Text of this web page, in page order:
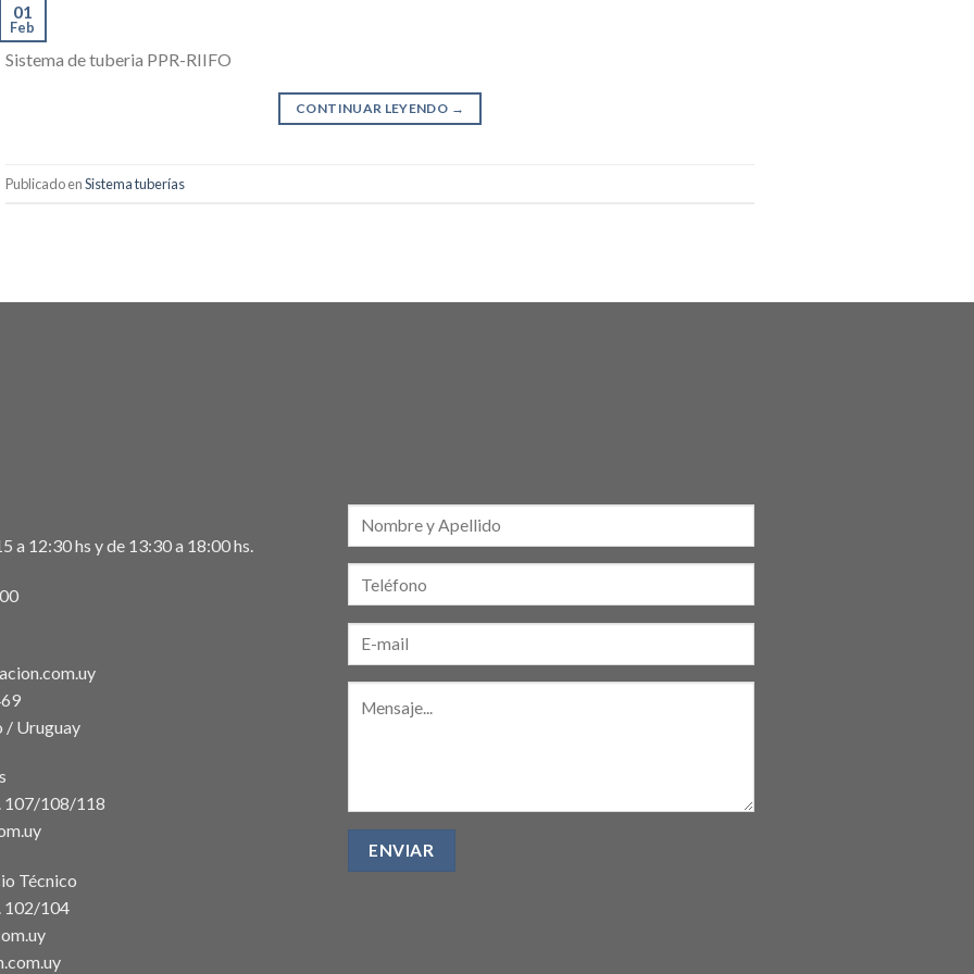
01
Feb
Sistema de tuberia PPR-RIIFO
CONTINUAR LEYENDO →
Publicado enSistema tuberías
a 12:30 hs y de 13:30 a 18:00 hs.
/ Uruguay
107/108/118
Técnico
102/104